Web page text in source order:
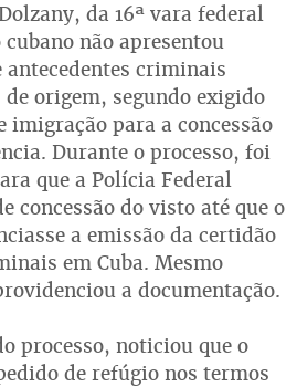
da 16ª vara federal
não apresentou
criminais
origem, segundo exigido
imigração para a concessão
Durante o processo, foi
que a Polícia Federal
concessão do visto até que o
a emissão da certidão
em Cuba. Mesmo
a documentação.
processo, noticiou que o
de refúgio nos termos